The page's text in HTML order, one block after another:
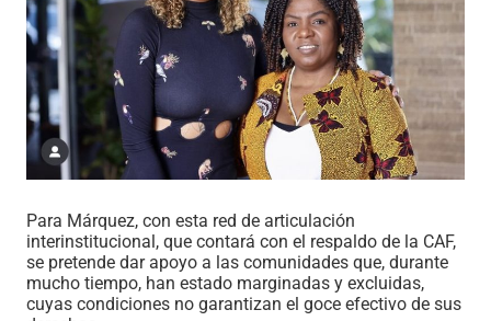
Para Márquez, con esta red de articulación
interinstitucional, que contará con el respaldo de la CAF,
se pretende dar apoyo a las comunidades que, durante
mucho tiempo, han estado marginadas y excluidas,
cuyas condiciones no garantizan el goce efectivo de sus